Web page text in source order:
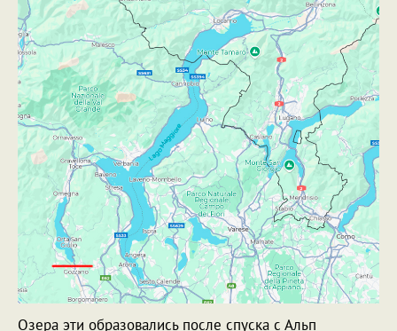
Озера эти образовались после спуска с Альп